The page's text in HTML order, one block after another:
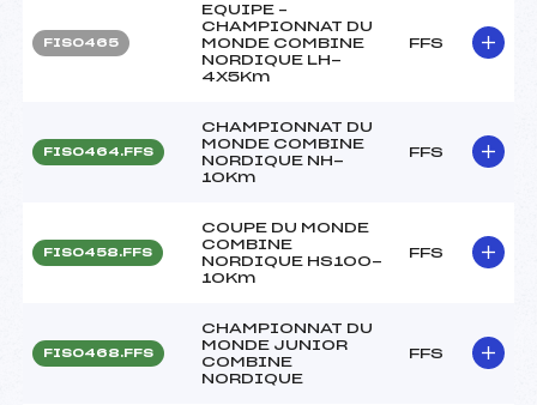
FIS0465
EQUIPE –
CHAMPIONNAT DU
MONDE COMBINE
NORDIQUE LH-
4X5Km
FFS
FIS0464.FFS
CHAMPIONNAT DU
MONDE COMBINE
NORDIQUE NH-
10Km
FFS
FIS0458.FFS
COUPE DU MONDE
COMBINE
NORDIQUE HS100-
10Km
FFS
FIS0468.FFS
CHAMPIONNAT DU
MONDE JUNIOR
COMBINE
NORDIQUE
FFS